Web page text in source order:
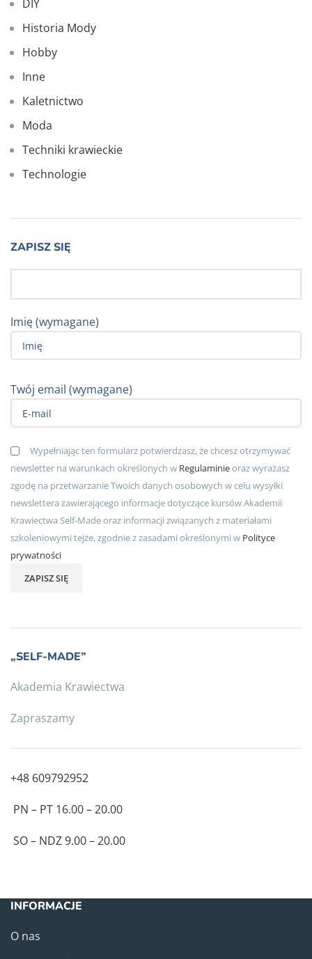
DIY
Historia Mody
Hobby
Inne
Kaletnictwo
Moda
Techniki krawieckie
Technologie
ZAPISZ SIĘ
Imię (wymagane)
Twój email (wymagane)
Wypełniając ten formularz potwierdzasz, że chcesz otrzymywać
newsletter na warunkach określonych w Regulaminieoraz wyrażasz
zgodę na przetwarzanie Twoich danych osobowych w celu wysyłki
newslettera zawierającego informacje dotyczące kursów Akademii
Krawiectwa Self-Made oraz informacji związanych z materiałami
szkoleniowymi tejże, zgodnie z zasadami określonymi w Polityce
prywatności
„SELF-MADE”
Akademia Krawiectwa
Zapraszamy
+48 609792952
PN – PT 16.00 – 20.00
SO – NDZ 9.00 – 20.00
INFORMACJE
O nas